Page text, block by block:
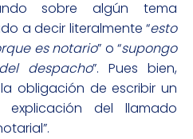
sobre algún tema
a decir literalmente “esto
es notario” o “supongo
despacho”. Pues bien,
obligación de escribir un
del llamado